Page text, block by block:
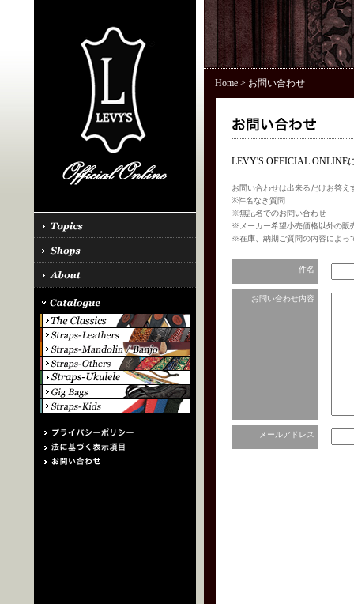
Home> お問い合わせ
LEVY'S OFFICIAL ONLINE
お問い合わせは出来るだけお答
※件名なき質問
※無記名でのお問い合わせ
※メーカー希望小売価格以外の販
※在庫、納期ご質問の内容によっ
件名
お問い合わせ内容
メールアドレス